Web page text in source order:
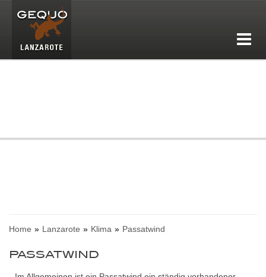
Home Lanzarote Klima Passatwind
PASSATWIND